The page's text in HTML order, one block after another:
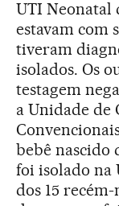
UTI Neonatal
estavam com
tiveram
isolados. Os
testagem
a Unidade de
bebê nascido
foi isolado na
dos 15